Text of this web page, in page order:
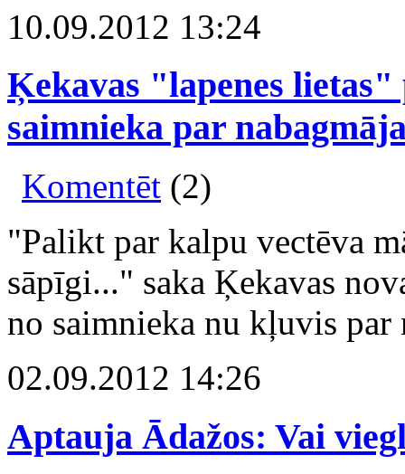
10.09.2012 13:24
Ķekavas "lapenes
saimnieka par
Komentēt (2)
"Palikt par kalpu vectēva
sāpīgi..." saka Ķekavas
no saimnieka nu kļuvis par
02.09.2012 14:26
Aptauja Ādažos: Vai